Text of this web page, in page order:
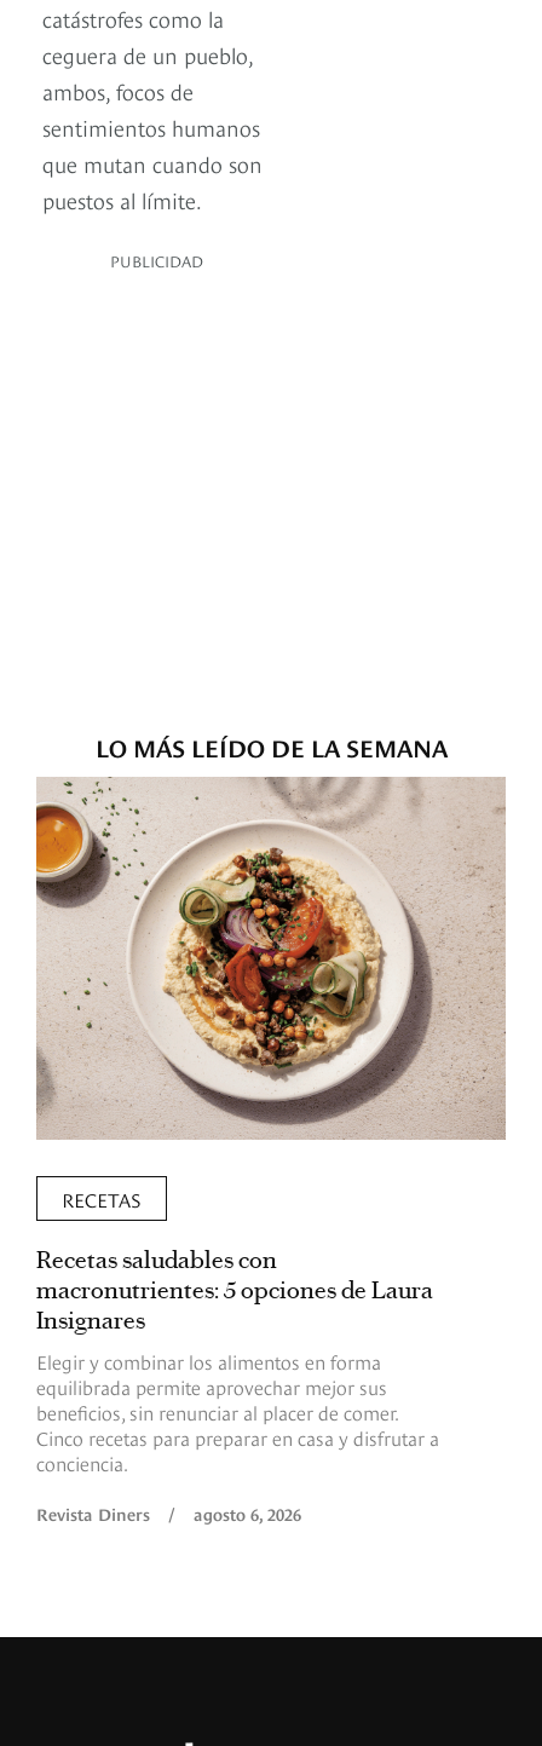
catástrofes como la
ceguera de un pueblo,
ambos, focos de
sentimientos humanos
que mutan cuando son
puestos al límite.
PUBLICIDAD
LO MÁS LEÍDO DE LA SEMANA
RECETAS
Recetas saludables con
macronutrientes: 5 opciones de Laura
Insignares
Elegir y combinar los alimentos en forma
equilibrada permite aprovechar mejor sus
beneficios, sin renunciar al placer de comer.
Cinco recetas para preparar en casa y disfrutar a
conciencia.
Revista Diners / agosto 6, 2026